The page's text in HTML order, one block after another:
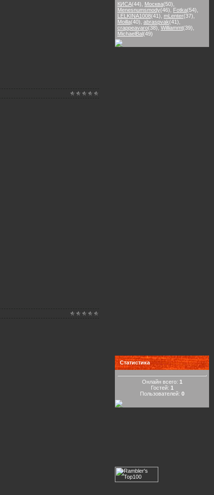
КИСА(44) Москва(50)
Menesnumsmody(46) Fotka(54)
LELKINA1008(41) mLenter(37)
Moilla(40) abraspvak(41)
crappeavaro(38) Williammt(39)
MichaelBal(49)
Статистика
Онлайн всего: 1
Гостей: 1
Пользователей: 0